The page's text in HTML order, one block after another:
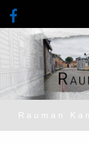
Rauman